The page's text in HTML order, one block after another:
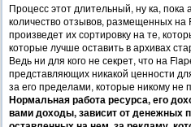
Процесс этот длительный, ну ка,
количество отзывов, размещенных
произведет их сортировку на те,
которые лучше оставить в архивах
Ведь ни для кого не секрет, что на
представляющих никакой ценности
за его пределами, которые никому не
Нормальная работа ресурса, его
вами доходы, зависит от денежных